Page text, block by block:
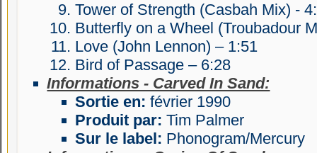
Tower of Strength (Casbah Mix) -
Butterfly on a Wheel (Troubadour
Love (John Lennon) – 1:51
Bird of Passage – 6:28
Informations - Carved In Sand:
Sortie en:février 1990
Produit par:Tim Palmer
Sur le label: Phonogram/Mercury